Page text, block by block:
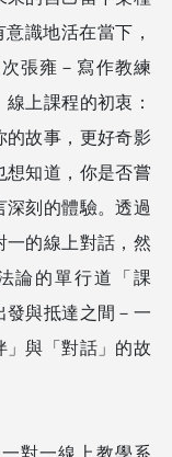
識地活在當下，
張雍－寫作教練
上課程的初衷：
的故事，更好奇影
知道，你是否嘗
刻的體驗。透過
的線上對話，然
論的單⾏道「課
發與抵達之間－⼀
」與「對話」的故
對⼀線上教學系